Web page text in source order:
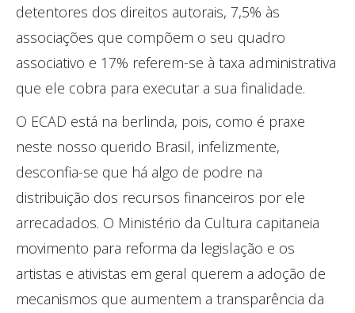
detentores dos direitos autorais, 7,5% às
associações que compõem o seu quadro
associativo e 17% referem-se à taxa administrativa
que ele cobra para executar a sua finalidade.
O ECAD está na berlinda, pois, como é praxe
neste nosso querido Brasil, infelizmente,
desconfia-se que há algo de podre na
distribuição dos recursos financeiros por ele
arrecadados. O Ministério da Cultura capitaneia
movimento para reforma da legislação e os
artistas e ativistas em geral querem a adoção de
mecanismos que aumentem a transparência da